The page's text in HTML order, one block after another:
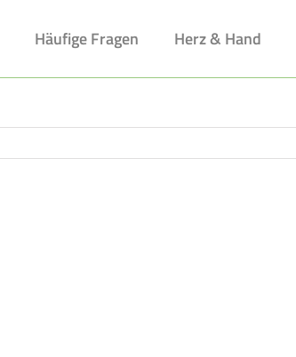
Häufige Fragen Herz & Hand